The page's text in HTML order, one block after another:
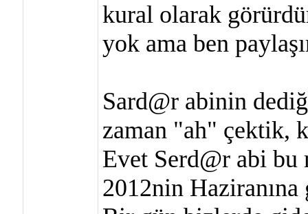
kural olarak
yok ama ben
Sard@r abinin
zaman "ah" çektik,
Evet Serd@r abi bu
2012nin